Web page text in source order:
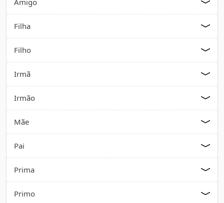
Filha
Filho
Irmã
Irmão
Mãe
Pai
Prima
Primo